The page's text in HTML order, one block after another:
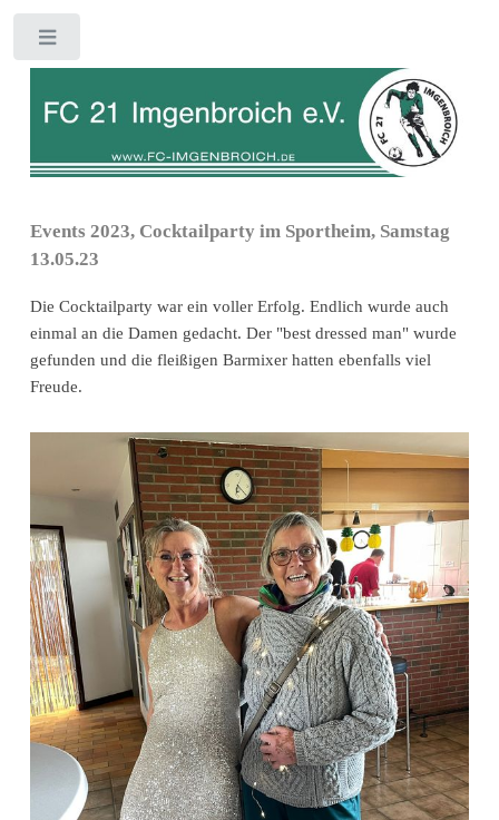
Events 2023, Cocktailparty im Sportheim, Samstag
13.05.23
Die Cocktailparty war ein voller Erfolg. Endlich wurde auch
einmal an die Damen gedacht. Der "best dressed man" wurde
gefunden und die fleißigen Barmixer hatten ebenfalls viel
Freude.